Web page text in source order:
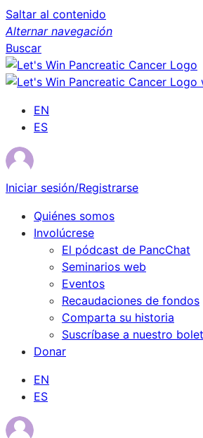
Saltar al contenido
Alternar navegación
Buscar
EN
ES
Iniciar sesión/Registrarse
Quiénes somos
Involúcrese
El pódcast de PancChat
Seminarios web
Eventos
Recaudaciones de fondos
Comparta su historia
Suscríbase a nuestro
Donar
EN
ES